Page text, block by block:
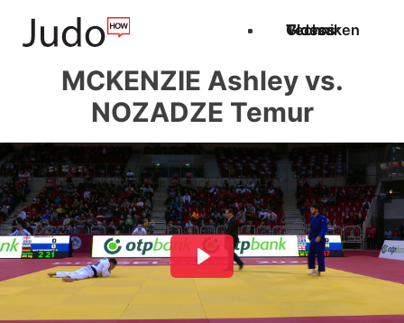
Techniken
Videos
Glossar
MCKENZIE Ashley vs.
NOZADZE Temur